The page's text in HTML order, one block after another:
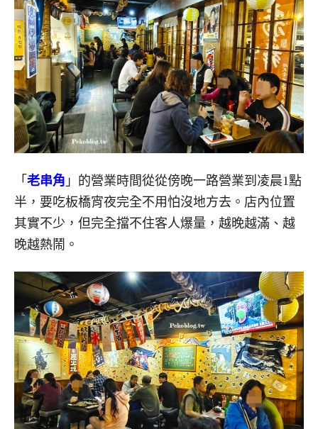
「 老串角 」的營業時間從從傍晚一路營業到凌晨1點
半，要吃板橋宵夜完全不用怕沒地方去。店內位置
其實不少，但完全擋不住客人爆量，越晚越滿、越
晚越熱鬧。